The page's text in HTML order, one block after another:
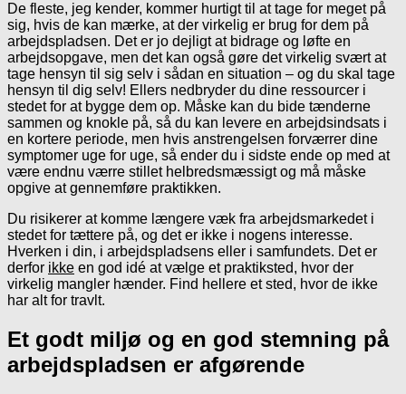
De fleste, jeg kender, kommer hurtigt til at tage for meget på
sig, hvis de kan mærke, at der virkelig er brug for dem på
arbejdspladsen. Det er jo dejligt at bidrage og løfte en
arbejdsopgave, men det kan også gøre det virkelig svært at
tage hensyn til sig selv i sådan en situation – og du skal tage
hensyn til dig selv! Ellers nedbryder du dine ressourcer i
stedet for at bygge dem op. Måske kan du bide tænderne
sammen og knokle på, så du kan levere en arbejdsindsats i
en kortere periode, men hvis anstrengelsen forværrer dine
symptomer uge for uge, så ender du i sidste ende op med at
være endnu værre stillet helbredsmæssigt og må måske
opgive at gennemføre praktikken.
Du risikerer at komme længere væk fra arbejdsmarkedet i
stedet for tættere på, og det er ikke i nogens interesse.
Hverken i din, i arbejdspladsens eller i samfundets. Det er
derfor ikke en god idé at vælge et praktiksted, hvor der
virkelig mangler hænder. Find hellere et sted, hvor de ikke
har alt for travlt.
Et godt miljø og en god stemning på
arbejdspladsen er afgørende